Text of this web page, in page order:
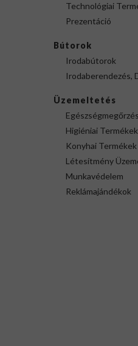
Technológiai
Prezentáció
Bútorok
Irodabútorok
Irodaberendezés,
Üzemeltetés
Egészségmegőrzés
Higiéniai Termékek
Konyhai Termékek
Létesítmény
Munkavédelem
Reklámajándékok